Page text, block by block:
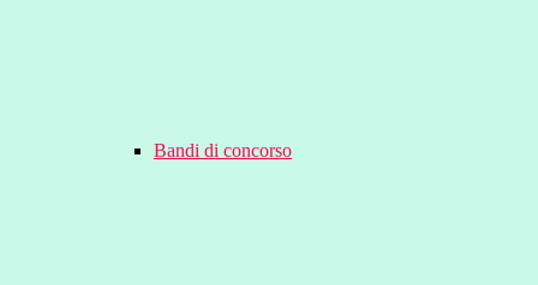
Bandi di concorso